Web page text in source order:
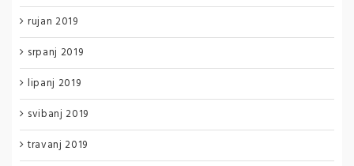
rujan 2019
srpanj 2019
lipanj 2019
svibanj 2019
travanj 2019